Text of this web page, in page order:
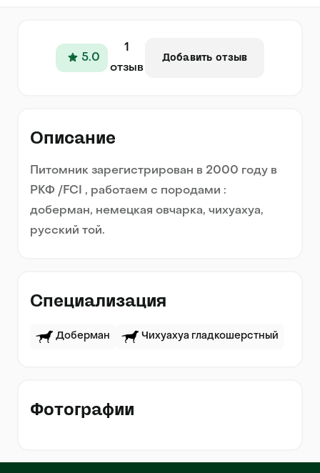
5.0
1
отзыв
Добавить отзыв
Описание
Питомник зарегистрирован в 2000 году в
РКФ /FCI , работаем с породами :
доберман, немецкая овчарка, чихуахуа,
русский той.
Специализация
Доберман Чихуахуа гладкошерстный
Фотографии